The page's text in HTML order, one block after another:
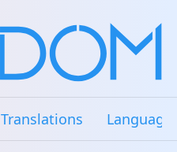
Translations